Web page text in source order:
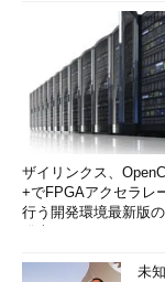
ザイリンクス、
+でFPGAアクセラレ
行う開発環境最新版
未